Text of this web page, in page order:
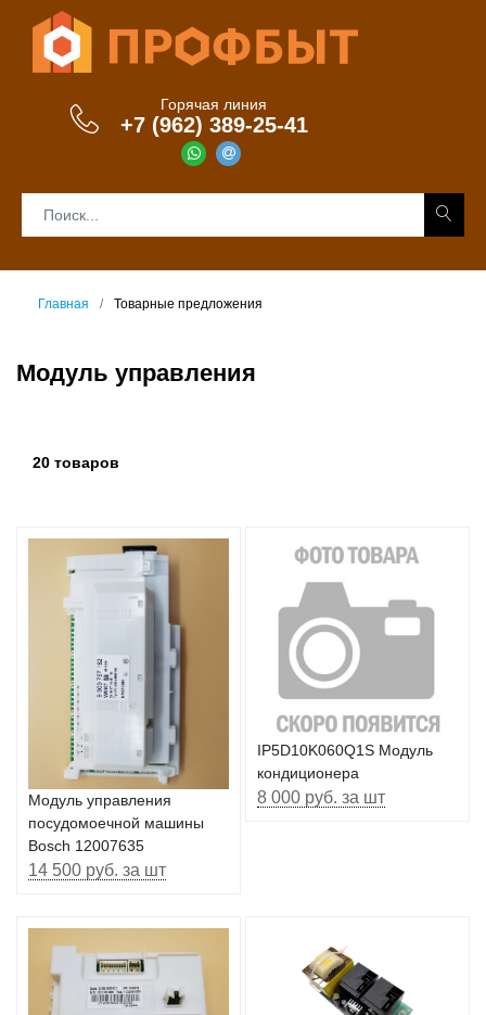
Горячая линия
+7 (962) 389-25-41
Главная Товарные предложения
Модуль управления
20 товаров
Модуль управления
посудомоечной машины
Bosch 12007635
14 500 руб. за шт
IP5D10K060Q1S Модуль
кондиционера
8 000 руб. за шт